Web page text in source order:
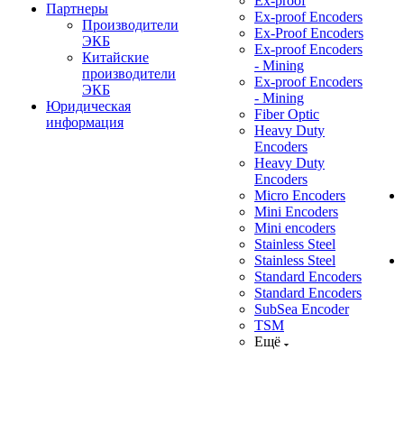
Партнеры
Производители
ЭКБ
Китайские
производители
ЭКБ
Юридическая
информация
Ex-proof Encoders
Ex-Proof Encoders
Ex-proof Encoders
- Mining
Ex-proof Encoders
- Mining
Fiber Optic
Heavy Duty
Encoders
Heavy Duty
Encoders
Micro Encoders
Mini Encoders
Mini encoders
Stainless Steel
Stainless Steel
Standard Encoders
Standard Encoders
SubSea Encoder
TSM
Ещё